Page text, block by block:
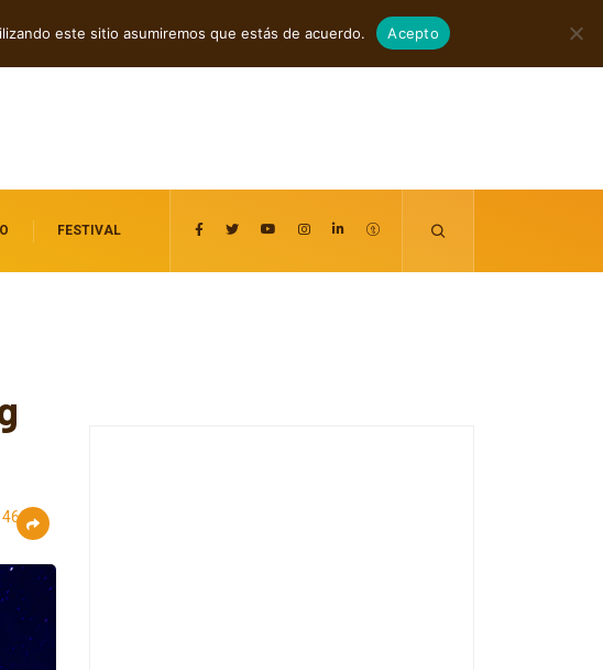
agosto 8, 2026
FESTIVAL
469
este sitio asumiremos que estás de acuerdo. Acepto